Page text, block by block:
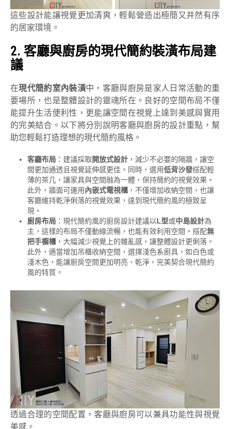
這些設計能讓視覺更加清爽，輕鬆營造出極簡又井然有序
的居家環境。
2. 客廳與廚房的現代簡約裝潢布局建
議
在現代簡約室內裝潢中，客廳與廚房是家人日常活動的重
要場所，也是整體設計的靈魂所在。良好的空間布局不僅
能提升生活便利性，更能讓空間在視覺上達到美感與實用
的完美結合。以下將分別說明客廳與廚房的設計重點，幫
助您輕鬆打造理想的現代簡約風格。
客廳布局：建議採取 開放式設計，減少不必要的隔牆，讓空
間更加通透且視覺延伸感更佳。同時，選用低背沙發搭配輕
薄的茶几，讓家具與空間融為一體，保持簡約的視覺效果。
此外，牆面可運用內嵌式電視櫃，不僅增加收納空間，也讓
客廳維持乾淨俐落的視覺效果，達到現代簡約風的極致呈
現。
廚房布局：現代簡約風的廚房設計建議以L型或中島設計為
主，這樣的布局不僅動線流暢，也能有效利用空間。搭配無
把手櫥櫃，大幅減少視覺上的雜亂感，讓整體設計更俐落。
此外，適當增加吊櫃收納空間，選擇淺色系廚具，如白色或
淺木色，能讓廚房空間更加明亮、乾淨，完美契合現代簡約
風的特質。
透過合理的空間配置，客廳與廚房可以兼具功能性與視覺
美感。